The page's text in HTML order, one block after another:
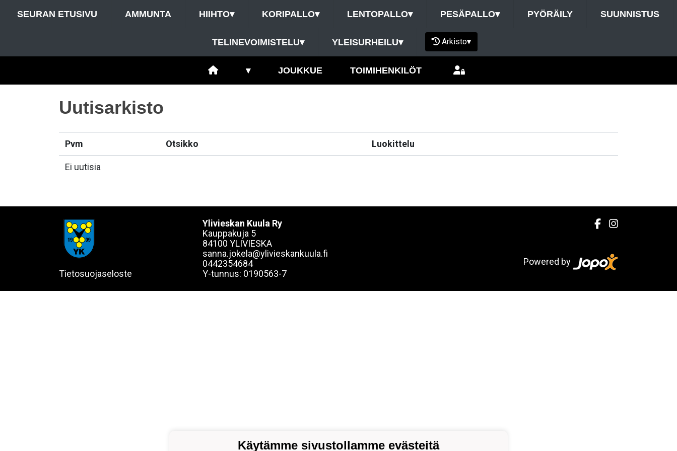
SEURAN ETUSIVU AMMUNTA HIIHTO▾ KORIPALLO▾ LENTOPALLO▾ PESÄPALLO▾ PYÖRÄILY SUUNNISTUS
TELINEVOIMISTELU▾ YLEISURHEILU▾ Arkisto▾
▾ JOUKKUE TOIMIHENKILÖT
Uutisarkisto
Pvm Otsikko Luokittelu
Ei uutisia
Tietosuojaseloste
Ylivieskan Kuula Ry
Kauppakuja 5
84100 YLIVIESKA
sanna.jokela@ylivieskankuula.fi
0442354684
Y-tunnus: 0190563-7
Powered by
Käytämme sivustollamme evästeitä